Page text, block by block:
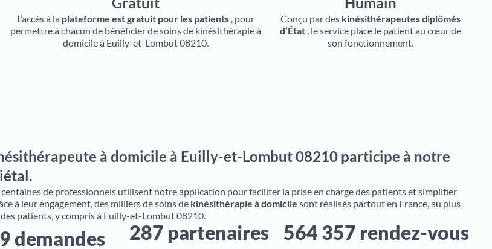
L’accès à la plateforme est gratuit pour les patients , pour
permettre à chacun de bénéficier de soins de kinésithérapie à
domicile à Euilly-et-Lombut 08210.
Conçu par des kinésithérapeutes diplômés
d’État , le service place le patient au cœur de
son fonctionnement.
à domicile à Euilly-et-Lombut 08210 participe à notre
centaines de professionnels utilisent notre application pour faciliter la prise en charge des patients et simplifier
à leur engagement, des milliers de soins de kinésithérapie à domicile sont réalisés partout en France, au plus
patients, y compris à Euilly-et-Lombut 08210.
demandes 287 partenaires 564 357 rendez-vous